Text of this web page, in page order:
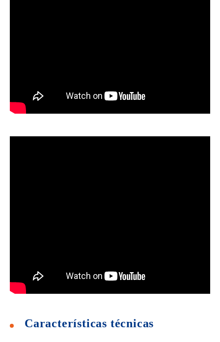
Características técnicas